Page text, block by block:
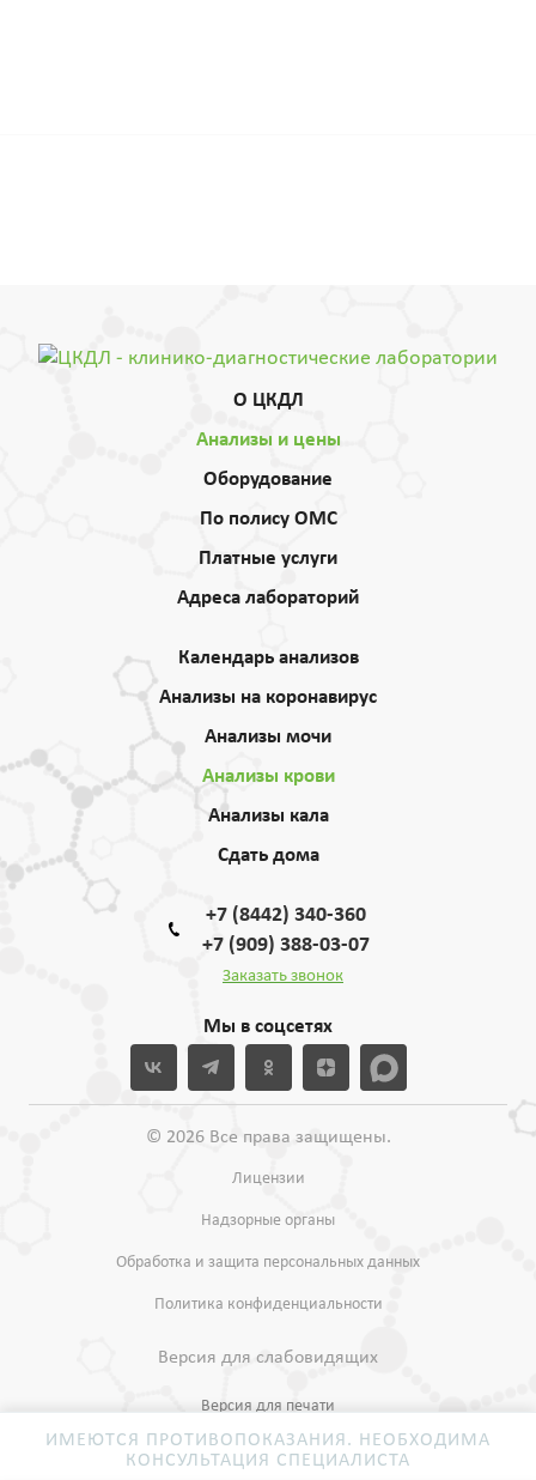
О ЦКДЛ
Анализы и цены
Оборудование
По полису ОМС
Платные услуги
Адреса лабораторий
Календарь анализов
Анализы на коронавирус
Анализы мочи
Анализы крови
Анализы кала
Сдать дома
+7 (8442) 340-360
+7 (909) 388-03-07
Заказать звонок
Мы в соцсетях
© 2026 Все права защищены.
Лицензии
Надзорные органы
Обработка и защита персональных данных
Политика конфиденциальности
Версия для слабовидящих
Версия для печати
ИМЕЮТСЯ ПРОТИВОПОКАЗАНИЯ. НЕОБХОДИМА
КОНСУЛЬТАЦИЯ СПЕЦИАЛИСТА